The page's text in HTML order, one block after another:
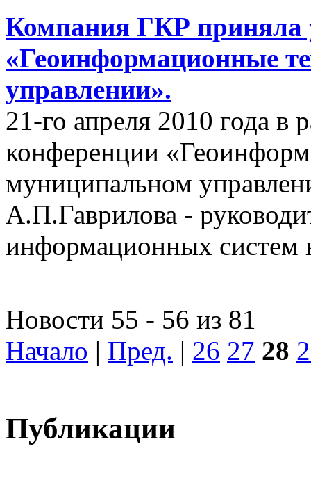
Компания ГКР приняла
«Геоинформационные
управлении».
21-го апреля 2010 года в
конференции
муниципальном
А.П.Гаврилова -
информационных систем
Новости 55 - 56 из 81
Начало | Пред. | 26 27 28
Публикации